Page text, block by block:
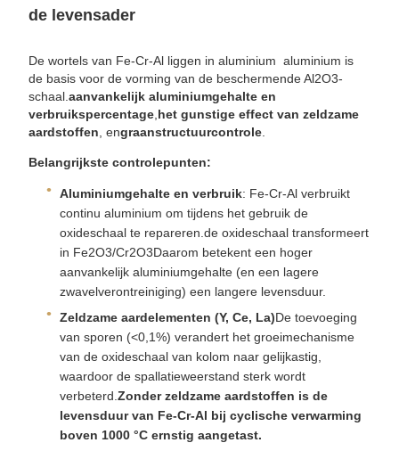
de levensader
De wortels van Fe-Cr-Al liggen in aluminium  aluminium is
de basis voor de vorming van de beschermende Al2O3-
schaal. aanvankelijk aluminiumgehalte en
verbruikspercentage het gunstige effect van zeldzame
aardstoffen , engraanstructuurcontrole
Belangrijkste controlepunten:
Aluminiumgehalte en verbruik: Fe-Cr-Al verbruikt
continu aluminium om tijdens het gebruik de
oxideschaal te repareren.de oxideschaal transformeert
in Fe2O3/Cr2O3Daarom betekent een hoger
aanvankelijk aluminiumgehalte (en een lagere
zwavelverontreiniging) een langere levensduur.
Zeldzame aardelementen (Y, Ce, La)De toevoeging
van sporen (<0,1%) verandert het groeimechanisme
van de oxideschaal van kolom naar gelijkastig,
waardoor de spallatieweerstand sterk wordt
verbeterd. Zonder zeldzame aardstoffen is de
levensduur van Fe-Cr-Al bij cyclische verwarming
boven 1000 °C ernstig aangetast.